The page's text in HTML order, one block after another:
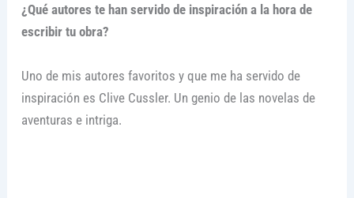
¿Qué autores te han servido de inspiración a la hora de
escribir tu obra?
Uno de mis autores favoritos y que me ha servido de
inspiración es Clive Cussler. Un genio de las novelas de
aventuras e intriga.